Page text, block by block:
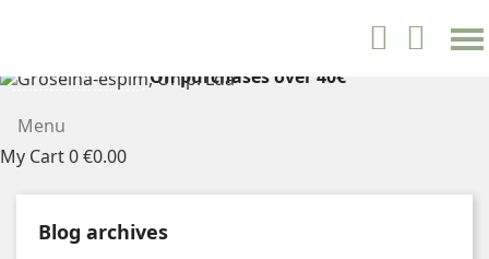
FREE SHIPPING On purchases over 40€
Menu
My Cart0€0.00
Blog archives
 